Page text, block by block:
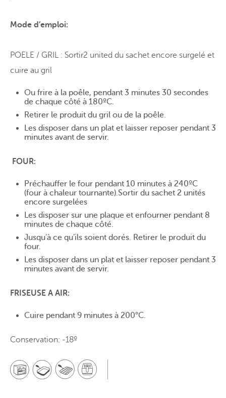
Mode d’emploi:
POELE / GRIL : Sortir2 united du sachet encore surgelé et
cuire au gril
Ou frire à la poêle, pendant 3 minutes 30 secondes
de chaque côté à 180ºC.
Retirer le produit du gril ou de la poêle.
Les disposer dans un plat et laisser reposer pendant 3
minutes avant de servir.
FOUR:
Préchauffer le four pendant 10 minutes à 240ºC
(four à chaleur tournante).Sortir du sachet 2 unités
encore surgelées
Les disposer sur une plaque et enfourner pendant 8
minutes de chaque côté.
Jusqu’à ce qu’ils soient dorés. Retirer le produit du
four.
Les disposer dans un plat et laisser reposer pendant 3
minutes avant de servir.
FRISEUSE A AIR:
Cuire pendant 9 minutes à 200°C.
Conservation: -18º